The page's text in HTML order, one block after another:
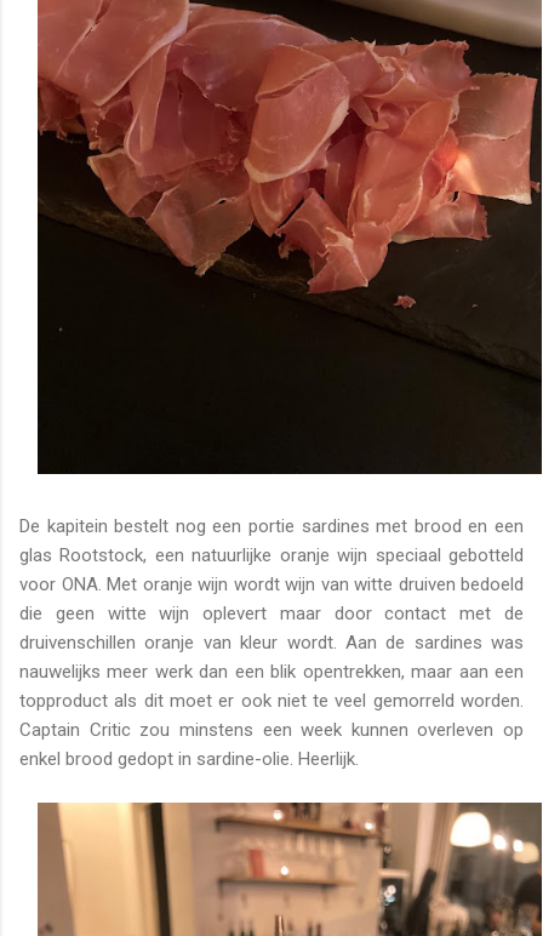
De kapitein bestelt nog een portie sardines met brood en een
glas Rootstock, een natuurlijke oranje wijn speciaal gebotteld
voor ONA. Met oranje wijn wordt wijn van witte druiven bedoeld
die geen witte wijn oplevert maar door contact met de
druivenschillen oranje van kleur wordt. Aan de sardines was
nauwelijks meer werk dan een blik opentrekken, maar aan een
topproduct als dit moet er ook niet te veel gemorreld worden.
Captain Critic zou minstens een week kunnen overleven op
enkel brood gedopt in sardine-olie. Heerlijk.